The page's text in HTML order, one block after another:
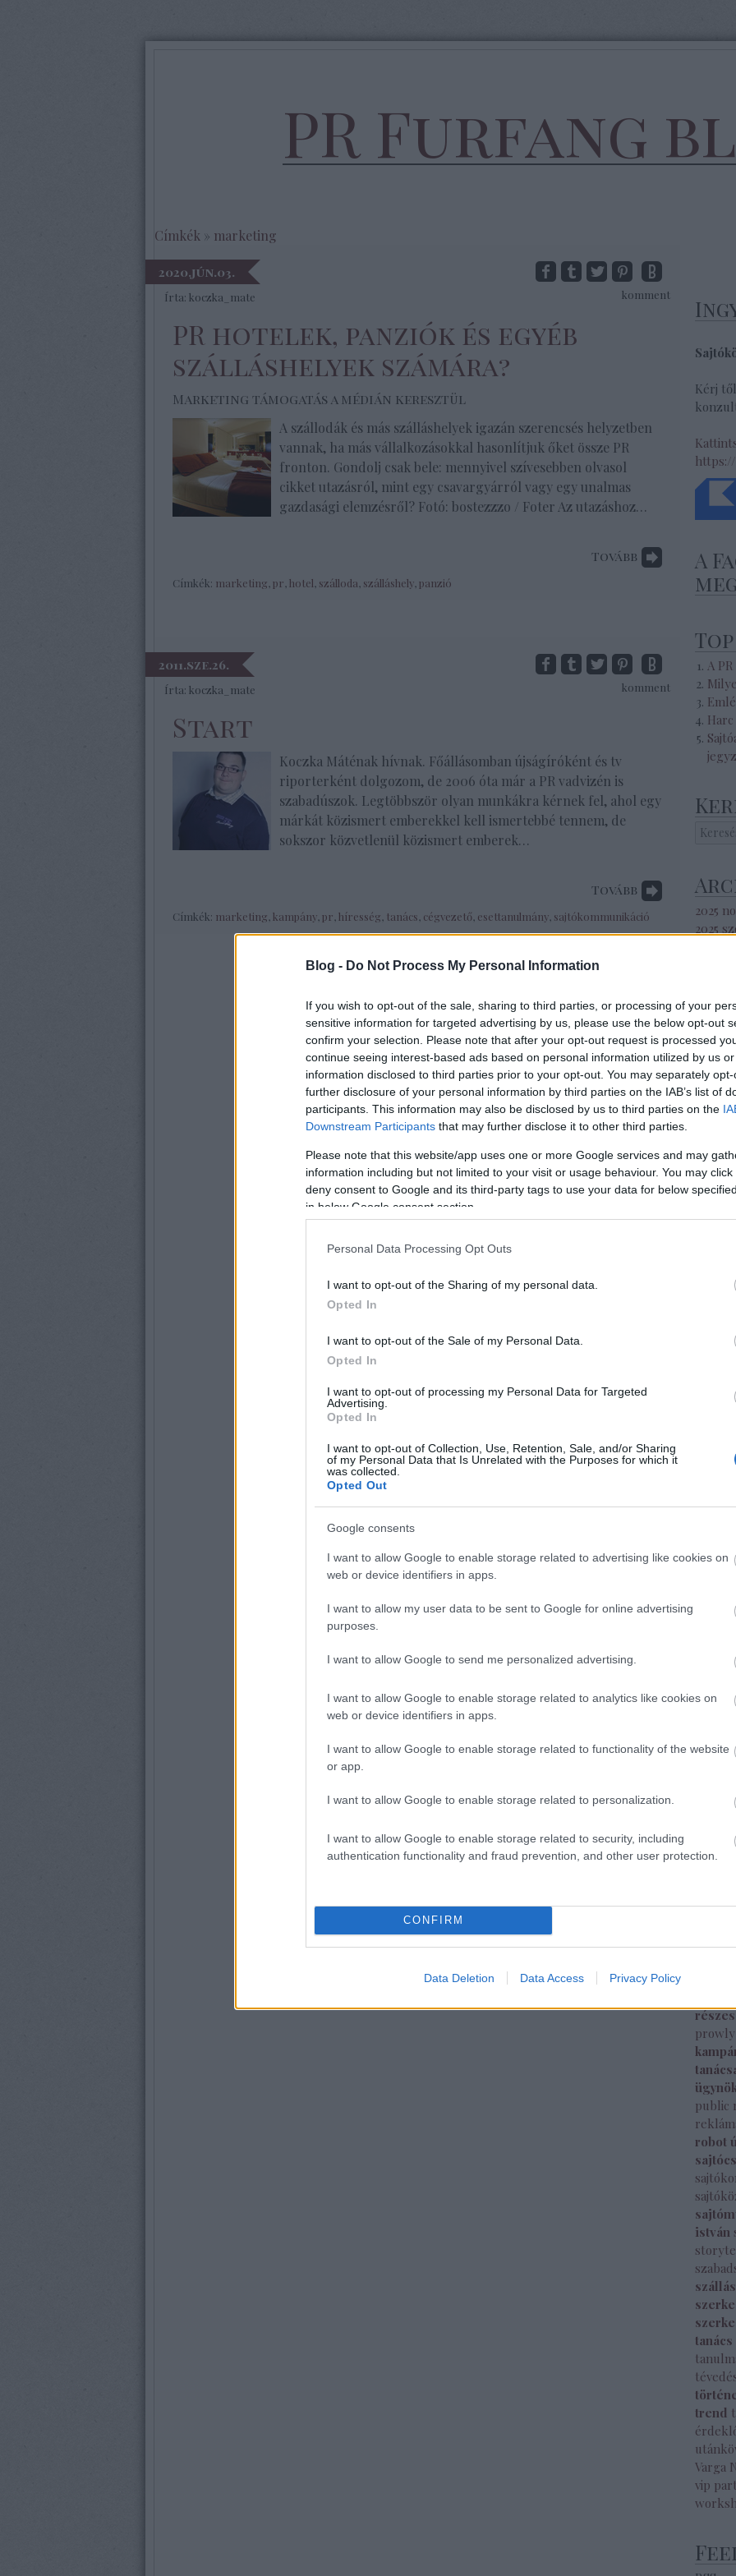
Blog - Do Not Process My Personal Information
If you wish to opt-out of the sale, sharing to third parties, or processing of your
sensitive information for targeted advertising by us, please use the below opt-out
confirm your selection. Please note that after your opt-out request is processed
continue seeing interest-based ads based on personal information utilized by us
information disclosed to third parties prior to your opt-out. You may separately
further disclosure of your personal information by third parties on the IAB’s list of
participants. This information may also be disclosed by us to third parties on the
Downstream Participants that may further disclose it to other third parties.
Please note that this website/app uses one or more Google services and may
information including but not limited to your visit or usage behaviour. You may
deny consent to Google and its third-party tags to use your data for below
in below Google consent section.
Personal Data Processing Opt Outs
I want to opt-out of the Sharing of my personal data.
Opted In
I want to opt-out of the Sale of my Personal Data.
Opted In
I want to opt-out of processing my Personal Data for Targeted
Advertising.
Opted In
I want to opt-out of Collection, Use, Retention, Sale, and/or Sharing
of my Personal Data that Is Unrelated with the Purposes for which it
was collected.
Opted Out
Google consents
I want to allow Google to enable storage related to advertising like cookies on
web or device identifiers in apps.
I want to allow my user data to be sent to Google for online advertising
purposes.
I want to allow Google to send me personalized advertising.
I want to allow Google to enable storage related to analytics like cookies on
web or device identifiers in apps.
I want to allow Google to enable storage related to functionality of the website
or app.
I want to allow Google to enable storage related to personalization.
I want to allow Google to enable storage related to security, including
authentication functionality and fraud prevention, and other user protection.
CONFIRM
Data Deletion Data Access Privacy Policy
PR Furfang
Címkék » marketing
2020.jún.03.
Írta: koczka_mate komment
PR hotelek, panziók és egyéb
szálláshelyek számára?
Marketing támogatás a médián keresztül
A szállodák és más szálláshelyek igazán szerencsés helyzetben
vannak, ha más vállalkozásokkal hasonlítjuk őket össze PR
fronton. Gondolj csak bele: mennyivel szívesebben olvasol
cikket utazásról, mint egy csavargyárról vagy egy unalmas
gazdasági elemzésről? Fotó: bostezzzo / Foter Az utazáshoz…
Tovább
Címkék: marketing pr hotel szálloda szálláshely panzió
2011.sze.26.
Írta: koczka_mate komment
Start
Koczka Máténak hívnak. Főállásomban újságíróként és tv
riporterként dolgozom, de 2006 óta már a PR vadvizén is
szabadúszok. Legtöbbször olyan munkákra kérnek fel, ahol egy
márkát közismert emberekkel kell ismertebbé tennem, de
sokszor közvetlenül közismert emberek…
Tovább
Címkék: marketing kampány pr híresség tanács cégvezető esettanulmány sajtókommunikáció
Kérj
A
Top
A
2025
2025
2024
2024
2024
2024
2024
2024
Tovább
2024
hotel
japán
liszt
média
képes
new
prowly
public
robot
istván
tanács
trend
Varga
vip